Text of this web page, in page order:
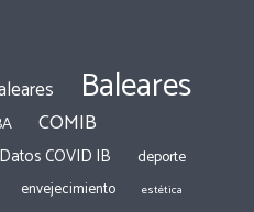
Baleares
COMIB
Datos COVID IB
deporte
envejecimiento estética